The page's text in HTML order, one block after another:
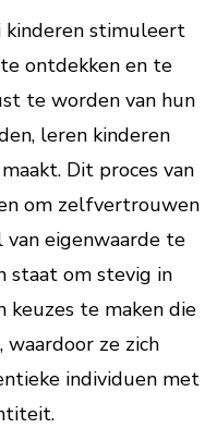
kinderen stimuleert
ontdekken en te
te worden van hun
leren kinderen
Dit proces van
om zelfvertrouwen
eigenwaarde te
staat om stevig in
keuzes te maken die
ze zich
individuen met